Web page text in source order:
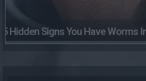
5 Hidden Signs You Have Worms